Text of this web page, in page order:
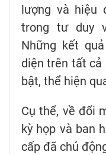
lượng và hiệu
trong tư duy
Những kết
diện trên tất cả
bật, thể hiện
Cụ thể, về đổi
kỳ họp và ban
cấp đã chủ